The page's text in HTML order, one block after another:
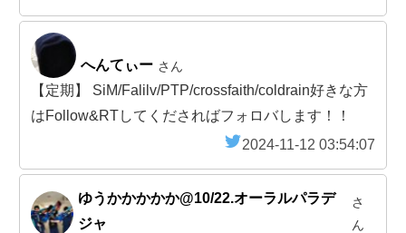
へんてぃー さん
【定期】 SiM/Falilv/PTP/crossfaith/coldrain好きな方
はFollow&RTしてくださればフォロバします！！
2024-11-12 03:54:07
ゆうかかかかか@10/22.オーラルパラデ
ジャ
さ
ん